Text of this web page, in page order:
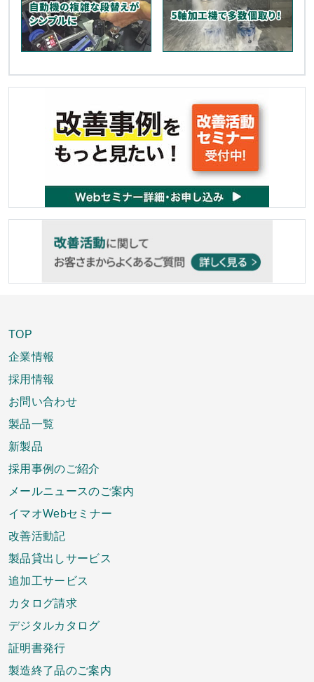
TOP
企業情報
採用情報
お問い合わせ
製品一覧
新製品
採用事例のご紹介
メールニュースのご案内
イマオWebセミナー
改善活動記
製品貸出しサービス
追加工サービス
カタログ請求
デジタルカタログ
証明書発行
製造終了品のご案内